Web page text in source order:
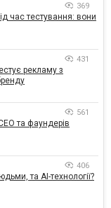
369
час тестування: вони
431
рекламу з
561
та фаундерів
406
та AI-технології?